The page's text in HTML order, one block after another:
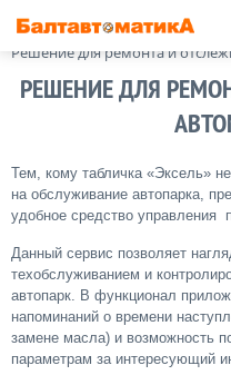
Главная
Мониторинг
Решение для ремонта и
РЕШЕНИЕ ДЛЯ
Тем, кому табличка «Эксель»
на обслуживание автопарка,
удобное средство
Данный сервис позволяет
техобслуживанием и
автопарк. В функционал
напоминаний о времени
замене масла) и возможность
параметрам за интересующий